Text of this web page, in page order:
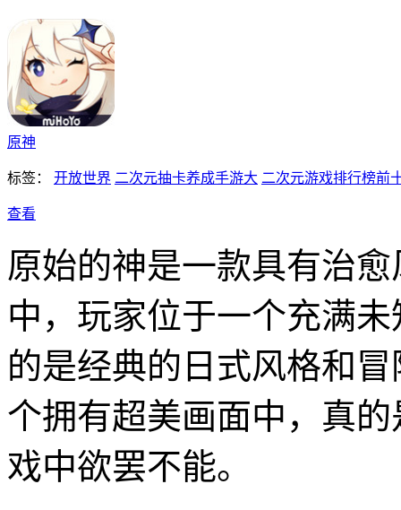
原神
标签： 开放世界 二次元抽卡养成手游大 二次元游戏排行榜前
查看
原始的神是一款具有治
中，玩家位于一个充满
的是经典的日式风格和
个拥有超美画面中，真
戏中欲罢不能。